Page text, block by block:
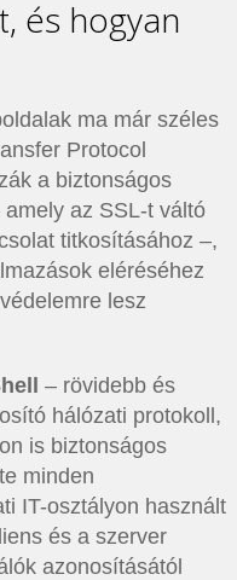
és hogyan
ma már széles
Protocol
a biztonságos
az SSL-t váltó
titkosításához –,
eléréséhez
lesz
– rövidebb és
hálózati protokoll,
is biztonságos
minden
IT-osztályon használt
és a szerver
azonosításától